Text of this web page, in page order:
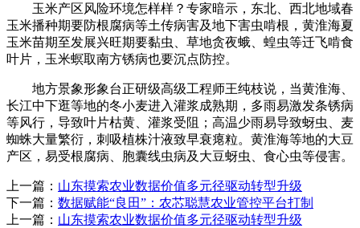
玉米产区风险环境怎样样？专家暗示，东北、西北地域春
玉米播种期要防根腐病等土传病害及地下害虫啃根，黄淮海夏
玉米苗期至发展兴旺期要黏虫、草地贪夜蛾、蝗虫等迁飞啃食
叶片，玉米螟取南方锈病也要沉点防控。
地方景象形象台正研级高级工程师王纯枝说，当黄淮海、
长江中下逛等地的冬小麦进入灌浆成熟期，多雨易激发条锈病
等风行，导致叶片枯黄、灌浆受阻；高温少雨易导致蚜虫、麦
蜘蛛大量繁衍，刺吸植株汁液致早衰瘪粒。黄淮海等地的大豆
产区，易受根腐病、胞囊线虫病及大豆蚜虫、食心虫等侵害。
上一篇： 山东摸索农业数据价值多元径驱动转型升级
下一篇： 数据赋能“良田”：农芯聪慧农业管控平台打制
上一篇： 山东摸索农业数据价值多元径驱动转型升级